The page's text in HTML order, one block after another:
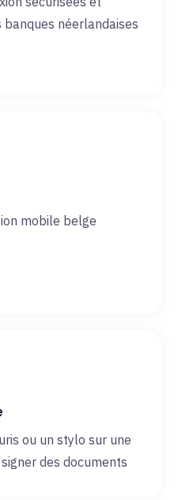
néerlandaises
mobile belge
ou un stylo sur une
des documents